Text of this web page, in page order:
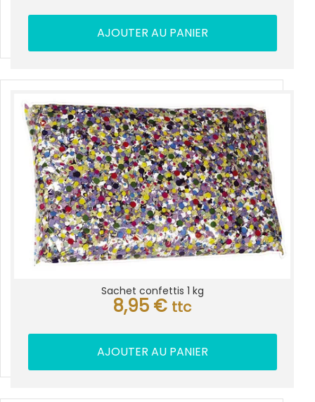
AJOUTER AU PANIER
Sachet confettis 1 kg
8,95 € ttc
AJOUTER AU PANIER